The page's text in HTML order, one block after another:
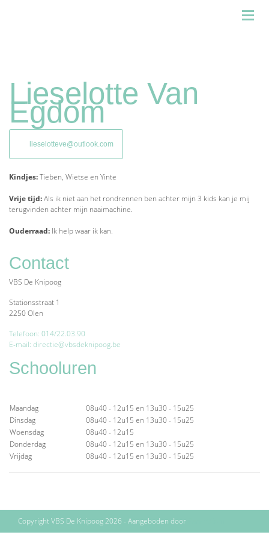
Lieselotte Van
Egdom
lieselotteve@outlook.com
Kindjes:Tieben, Wietse en Yinte
Vrije tijd:Als ik niet aan het rondrennen ben achter mijn 3 kids kan je mij
terugvinden achter mijn naaimachine.
Ouderraad: Ik help waar ik kan.
Contact
VBS De Knipoog
Stationsstraat 1
2250 Olen
Telefoon: 014/22.03.90
E-mail: directie@vbsdeknipoog.be
Schooluren
Maandag
08u40 - 12u15 en 13u30 - 15u25
Dinsdag
08u40 - 12u15 en 13u30 - 15u25
Woensdag
08u40 - 12u15
Donderdag
08u40 - 12u15 en 13u30 - 15u25
Vrijdag
08u40 - 12u15 en 13u30 - 15u25
Copyright VBS De Knipoog 2026 - Aangeboden door